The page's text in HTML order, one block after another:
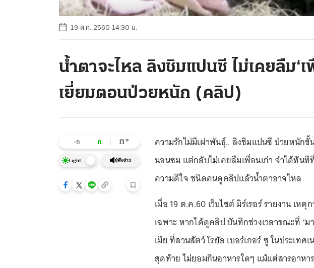
19 ต.ค. 2560 14:30 น.
น้ำตาจะไหล ลิงชิมแปนซี ไม่เคยลืม‘เ
เยี่ยมตอนป่วยหนัก (คลิป)
-ก ก ก+
Light ฟังข่าว
ความรักไม่มีเผ่าพันธุ์.. ลิงชิมแปนซี ป่วยหนัก
นอนซม แต่กลับไม่เคยลืมเพื่อนเก่า จำได้ทันที
ความดีใจ ชนิดคนดูคลิปแล้วน้ำตาอาจไหล
เมื่อ 19 ต.ค.60 เว็บไซต์ มิร์เรอร์ รายงาน เ
เฉพาะ หากได้ดูคลิป บันทึกช่วงเวลาขณะที่ ‘ม
เมีย ที่สวนสัตว์ โรยัล เบอร์เกอร์ ซู ในประเทศ
สุดท้าย ไม่ยอมกินอาหารใดๆ แม้แต่สารอาห